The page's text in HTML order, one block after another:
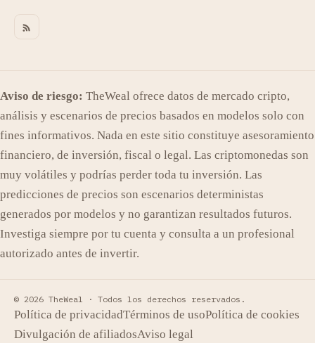
Aviso de riesgo: TheWeal ofrece datos de mercado cripto,
análisis y escenarios de precios basados en modelos solo con
fines informativos. Nada en este sitio constituye asesoramiento
financiero, de inversión, fiscal o legal. Las criptomonedas son
muy volátiles y podrías perder toda tu inversión. Las
predicciones de precios son escenarios deterministas
generados por modelos y no garantizan resultados futuros.
Investiga siempre por tu cuenta y consulta a un profesional
autorizado antes de invertir.
© 2026 TheWeal · Todos los derechos reservados.
Política de privacidadTérminos de usoPolítica de cookies
Divulgación de afiliadosAviso legal